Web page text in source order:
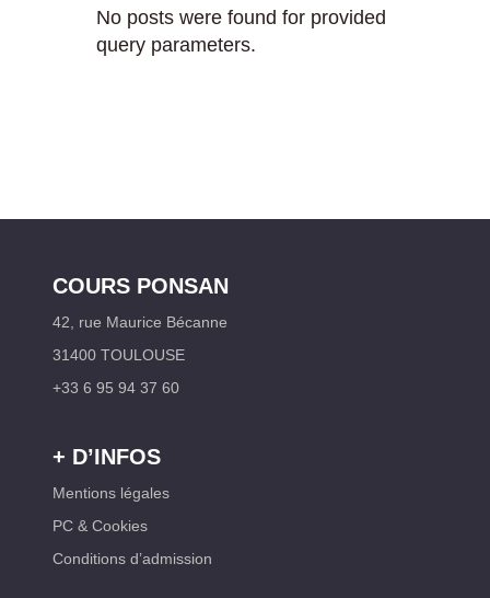
No posts were found for provided
query parameters.
COURS PONSAN
42, rue Maurice Bécanne
31400 TOULOUSE
+33 6 95 94 37 60
+ D’INFOS
Mentions légales
PC & Cookies
Conditions d’admission